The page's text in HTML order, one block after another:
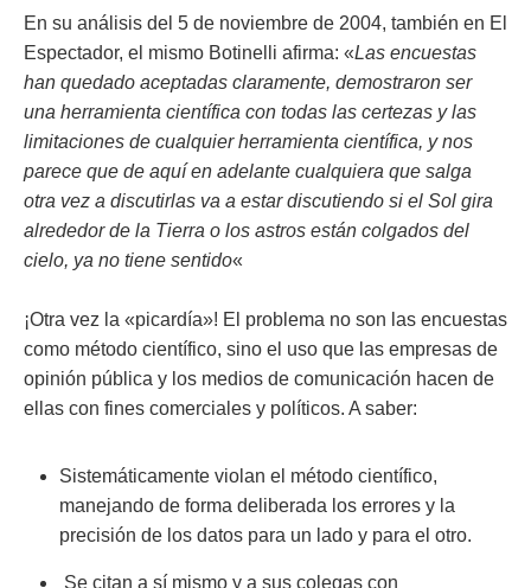
En su análisis del 5 de noviembre de 2004, también en El
Espectador, el mismo Botinelli afirma: «Las encuestas
han quedado aceptadas claramente, demostraron ser
una herramienta científica con todas las certezas y las
limitaciones de cualquier herramienta científica, y nos
parece que de aquí en adelante cualquiera que salga
otra vez a discutirlas va a estar discutiendo si el Sol gira
alrededor de la Tierra o los astros están colgados del
cielo, ya no tiene sentido«
¡Otra vez la «picardía»! El problema no son las encuestas
como método científico, sino el uso que las empresas de
opinión pública y los medios de comunicación hacen de
ellas con fines comerciales y políticos. A saber:
Sistemáticamente violan el método científico,
manejando de forma deliberada los errores y la
precisión de los datos para un lado y para el otro.
Se citan a sí mismo y a sus colegas con